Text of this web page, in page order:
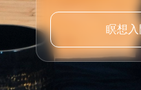
瞑想